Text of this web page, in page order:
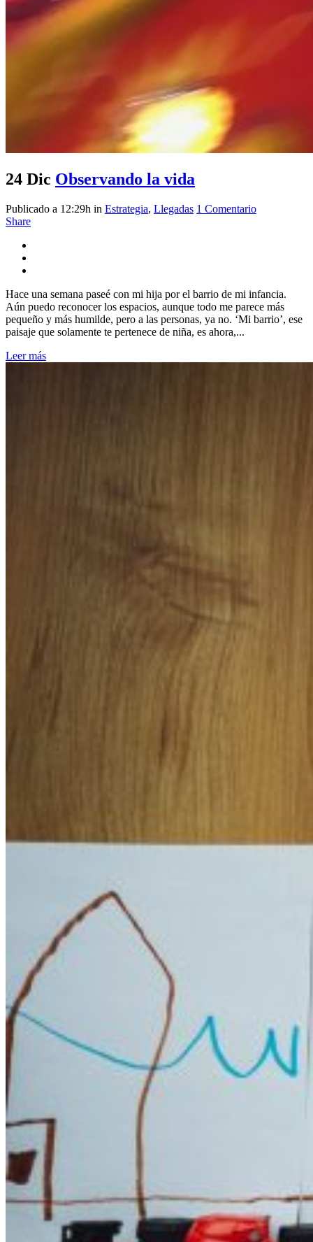
24 Dic Observando la vida
Publicado a 12:29h in Estrategia, Llegadas 1 Comentario
Share
Hace una semana paseé con mi hija por el barrio de mi infancia.
Aún puedo reconocer los espacios, aunque todo me parece más
pequeño y más humilde, pero a las personas, ya no. ‘Mi barrio’, ese
paisaje que solamente te pertenece de niña, es ahora,...
Leer más